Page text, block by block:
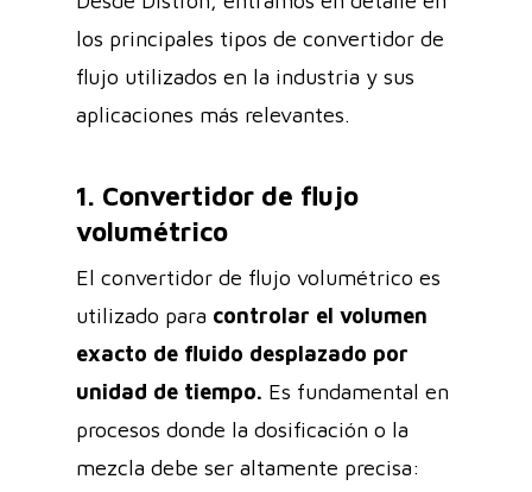
los principales tipos de convertidor de
flujo utilizados en la industria y sus
aplicaciones más relevantes.
1. Convertidor de flujo
volumétrico
El convertidor de flujo volumétrico es
utilizado para controlar el volumen
exacto de fluido desplazado por
unidad de tiempo. Es fundamental en
procesos donde la dosificación o la
mezcla debe ser altamente precisa: